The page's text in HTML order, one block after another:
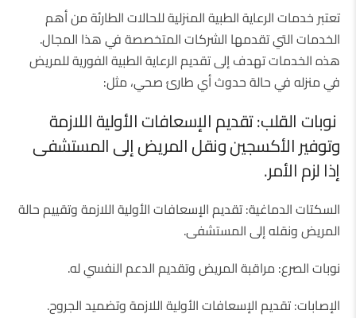
تعتبر خدمات الرعاية الطبية المنزلية للحالات الطارئة من أهم
الخدمات التي تقدمها الشركات المتخصصة في هذا المجال.
هذه الخدمات تهدف إلى تقديم الرعاية الطبية الفورية للمريض
في منزله في حالة حدوث أي طارئ صحي، مثل:
نوبات القلب: تقديم الإسعافات الأولية اللازمة
وتوفير الأكسجين ونقل المريض إلى المستشفى
إذا لزم الأمر.
السكتات الدماغية: تقديم الإسعافات الأولية اللازمة وتقييم حالة
المريض ونقله إلى المستشفى.
نوبات الصرع: مراقبة المريض وتقديم الدعم النفسي له.
الإصابات: تقديم الإسعافات الأولية اللازمة وتضميد الجروح.